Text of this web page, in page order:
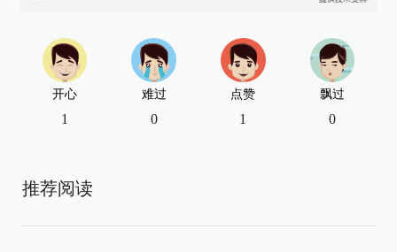
开心
1
难过
0
点赞
1
飘过
0
推荐阅读